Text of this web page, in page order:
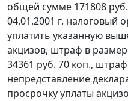
общей сумме 171808
04.01.2001 г. налоговый
уплатить указанную
акцизов, штраф в
34361 руб. 70 коп.,
непредставление
просрочку уплаты